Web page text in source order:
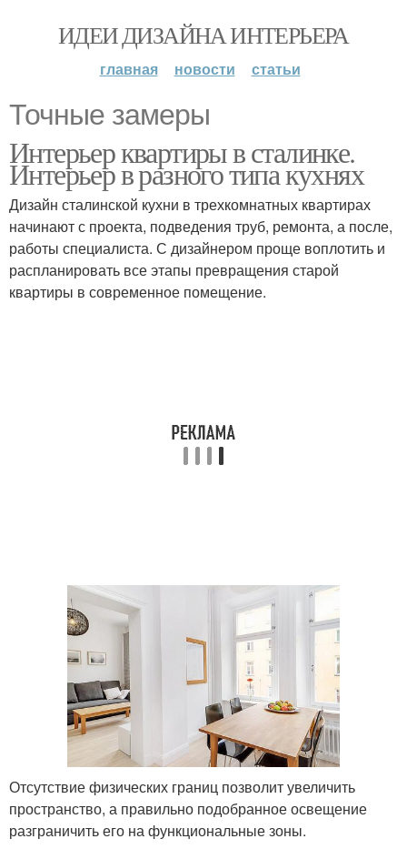
ИДЕИ ДИЗАЙНА ИНТЕРЬЕРА
главная новости статьи
Точные замеры
Интерьер квартиры в сталинке.
Интерьер в разного типа кухнях
Дизайн сталинской кухни в трехкомнатных квартирах
начинают с проекта, подведения труб, ремонта, а после,
работы специалиста. С дизайнером проще воплотить и
распланировать все этапы превращения старой
квартиры в современное помещение.
Отсутствие физических границ позволит увеличить
пространство, а правильно подобранное освещение
разграничить его на функциональные зоны.